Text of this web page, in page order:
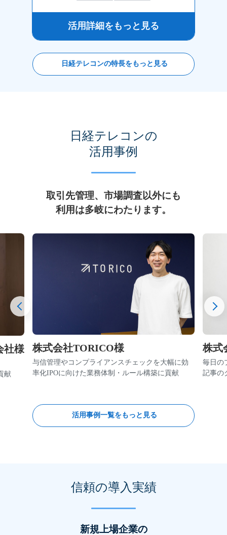
活用詳細をもっと見る
日経テレコンの特長をもっと見る
日経テレコンの
活用事例
取引先管理、市場調査以外にも
利用は多岐にわたります。
社様
献
株式会社TORICO様
与信管理やコンプライアンスチェックを大幅に効
率化IPOに向けた業務体制・ルール構築に貢献
株式
毎日の
記事の
活用事例一覧をもっと見る
信頼の導入実績
新規上場企業の